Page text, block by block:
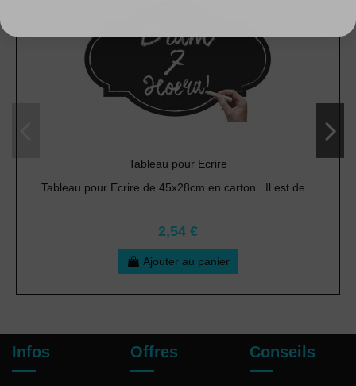
Tableau pour Ecrire
Tableau pour Ecrire de 45x28cm en carton Il est de...
2,54 €
Ajouter au panier
Infos Offres Conseils